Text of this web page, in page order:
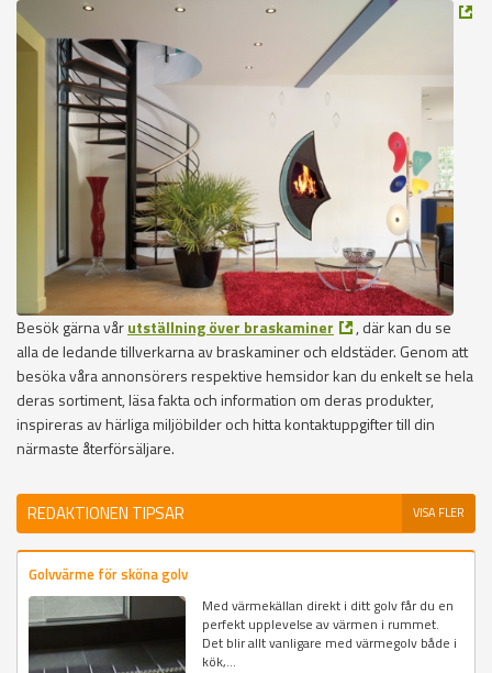
Besök gärna vårutställning över braskaminer
, där kan du se
alla de ledande tillverkarna av braskaminer och eldstäder. Genom att
besöka våra annonsörers respektive hemsidor kan du enkelt se hela
deras sortiment, läsa fakta och information om deras produkter,
inspireras av härliga miljöbilder och hitta kontaktuppgifter till din
närmaste återförsäljare.
REDAKTIONEN TIPSAR VISA FLER
Golvvärme för sköna golv
Med värmekällan direkt i ditt golv får du en
perfekt upplevelse av värmen i rummet.
Det blir allt vanligare med värmegolv både i
kök,...